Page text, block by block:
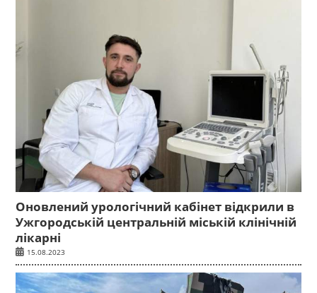
Оновлений урологічний кабінет відкрили в
Ужгородській центральній міській клінічній
лікарні
15.08.2023